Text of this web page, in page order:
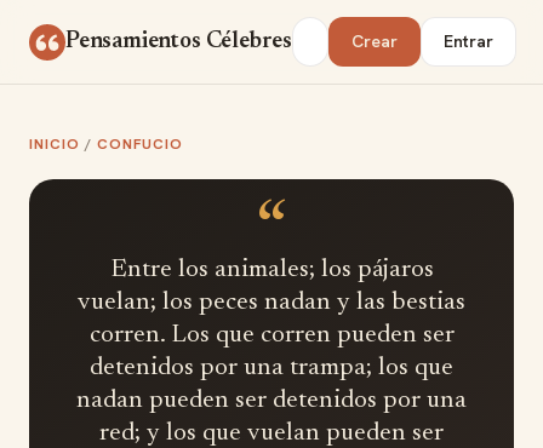
Pensamientos Célebres Buscar Crear Entrar
INICIO / CONFUCIO
“
Entre los animales; los pájaros
vuelan; los peces nadan y las bestias
corren. Los que corren pueden ser
detenidos por una trampa; los que
nadan pueden ser detenidos por una
red; y los que vuelan pueden ser